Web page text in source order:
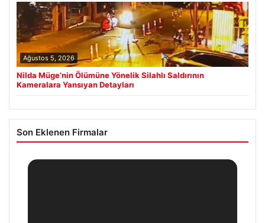
Ağustos 5, 2026
Nilda Müge’nin Ölümüne Yönelik Silahlı Saldırının
Kameralara Yansıyan Detayları
Son Eklenen Firmalar